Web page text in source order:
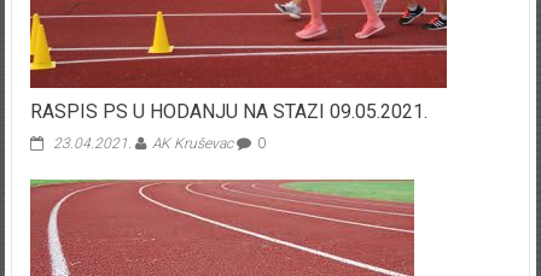
RASPIS PS U HODANJU NA STAZI 09.05.2021.
23.04.2021. AK Kruševac 0